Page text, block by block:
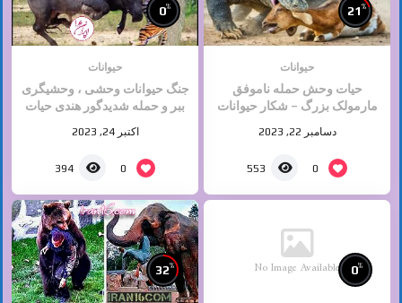
21%
حیوانات
حیات وحش حمله ناموفق
مارمولک بزرگ – شکار حیوانات
دسامبر 22, 2023
0
553
0%
حیوانات
جنگ حیوانات وحشی ، وحشیگری
ببر و حمله شدیدگور هندی حیات
اکتبر 24, 2023
0
394
No Image Available 0%
32%